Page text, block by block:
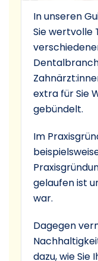
In unseren
Sie wertvolle
extra für Sie
gebündelt.
Im
gelaufen ist
war.
Dagegen
dazu, wie Sie